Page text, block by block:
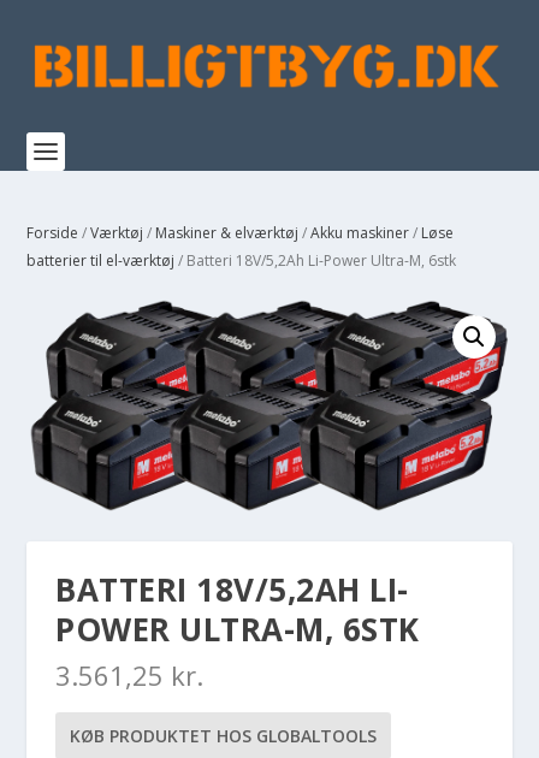
Forside /Værktøj / Maskiner & elværktøj /Akku maskiner/ Løse
batterier til el-værktøj / Batteri 18V/5,2Ah Li-Power Ultra-M, 6stk
BATTERI 18V/5,2AH LI-
POWER ULTRA-M, 6STK
3.561,25 kr.
KØB PRODUKTET HOS GLOBALTOOLS